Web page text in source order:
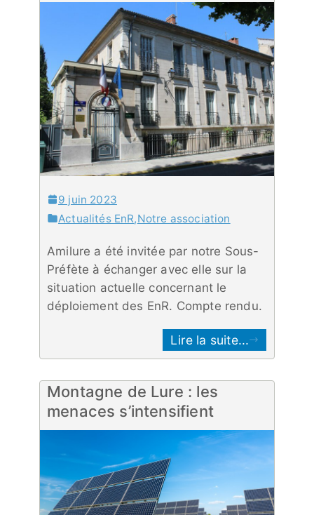
9 juin 2023
Actualités EnR,Notre association
Amilure a été invitée par notre Sous-
Préfète à échanger avec elle sur la
situation actuelle concernant le
déploiement des EnR. Compte rendu.
Lire la suite...
Montagne de Lure : les
menaces s’intensifient